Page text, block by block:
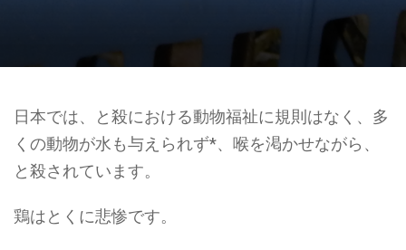
日本では、と殺における動物福祉に規則はなく、多
くの動物が水も与えられず*、喉を渇かせながら、
と殺されています。
鶏はとくに悲惨です。